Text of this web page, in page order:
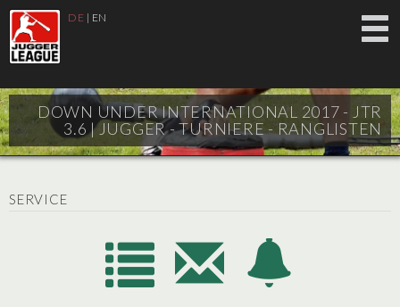
DE | EN
DOWN UNDER INTERNATIONAL 2017 - JTR
3.6 |JUGGER - TURNIERE - RANGLISTEN
SERVICE